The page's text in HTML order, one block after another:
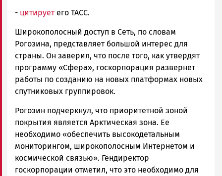
- цитируетего ТАСС.
Широкополосный доступ в Сеть, по словам
Рогозина, представляет большой интерес для
страны. Он заверил, что после того, как утвердят
программу «Сфера», госкорпорация развернет
работы по созданию на новых платформах новых
спутниковых группировок.
Рогозин подчеркнул, что приоритетной зоной
покрытия является Арктическая зона. Ее
необходимо «обеспечить высокодетальным
мониторингом, широкополосным Интернетом и
космической связью». Гендиректор
госкорпорации отметил, что это необходимо для